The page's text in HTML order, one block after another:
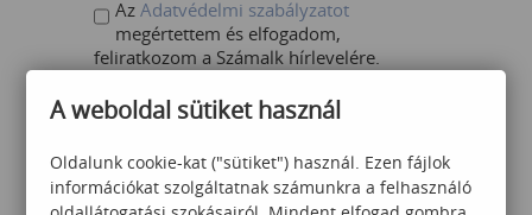
Az Adatvédelmi szabályzatot
megértettem és elfogadom,
feliratkozom a Számalk hírlevelére.
AJÁNLOTT KÉPZÉSEK
A weboldal sütiket használ
Oldalunk cookie-kat ("sütiket") használ. Ezen fájlok
információkat szolgáltatnak számunkra a felhasználó